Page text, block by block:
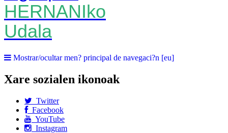
HERNANIko
Udala
Mostrar/ocultar men? principal de navegaci?n [eu]
Xare sozialen ikonoak
Twitter
Facebook
YouTube
Instagram